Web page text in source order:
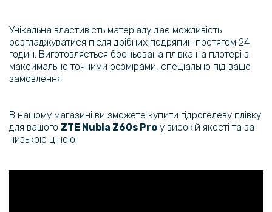
Pro з рамкою для поклейки
135 грн
169 грн
Унікальна властивість матеріалу дає можливість
розгладжуватися після дрібних подряпин протягом 24
годин. Виготовляється броньована плівка на плотері з
максимально точними розмірами, спеціально під ваше
замовлення
В нашому магазині ви зможете купити гідрогелеву плівку
для вашого ZTE Nubia Z60s Pro​​ у високій якості та за
низькою ціною!